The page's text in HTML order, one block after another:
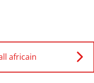
africain